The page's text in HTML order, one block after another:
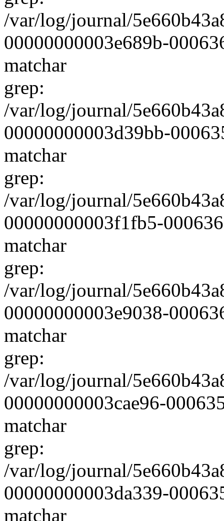
/var/log/journal/
00000000003e689b-
matchar
grep:
/var/log/journal/
00000000003d39bb-
matchar
grep:
/var/log/journal/
00000000003f1fb5-
matchar
grep:
/var/log/journal/
00000000003e9038-
matchar
grep:
/var/log/journal/
00000000003cae96-
matchar
grep:
/var/log/journal/
00000000003da339-
matchar